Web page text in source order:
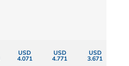
USD
4.071
USD
4.771
USD
3.671